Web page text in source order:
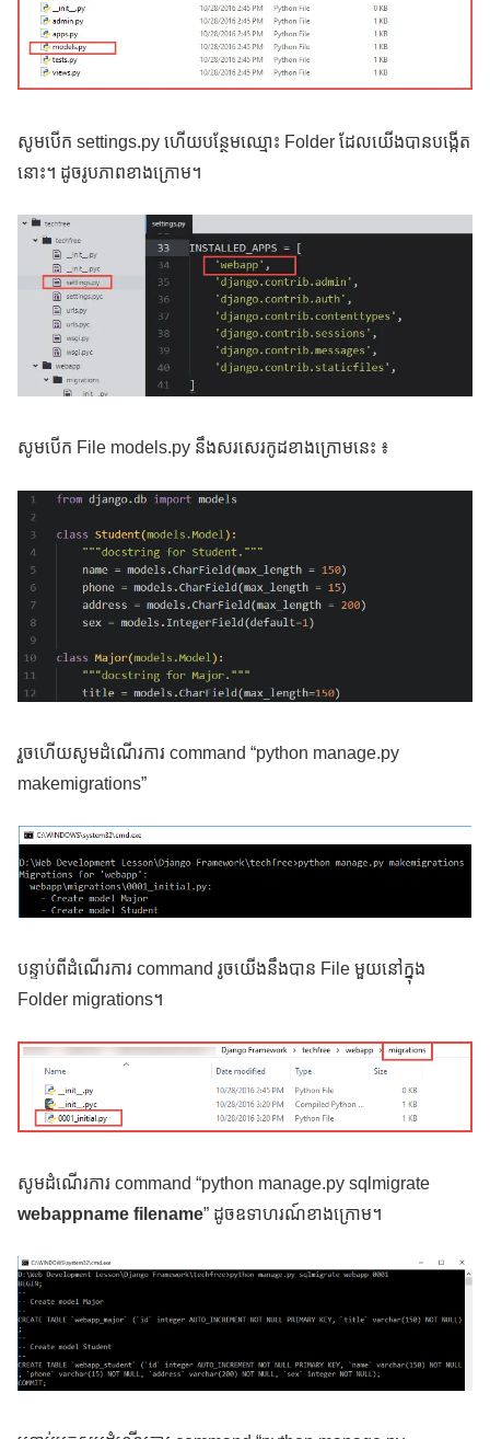
សូមបើក settings.py ហើយបន្ថែមឈ្មោះ Folder ដែលយើងបានបង្កើត
នោះ។ ដូចរូបភាពខាងក្រោម។
សូមបើក File models.py នឹងសរសេរកូដខាងក្រោមនេះ ៖
រួចហើយសូមដំណើរការ command “python manage.py
makemigrations”
បន្ទាប់ពីដំណើរការ command រូចយើងនឹងបាន File មួយនៅក្នុង
Folder migrations។
សូមដំណើរការ command “python manage.py sqlmigrate
webappname filename” ដូចឧទាហរណ៍ខាងក្រោម។